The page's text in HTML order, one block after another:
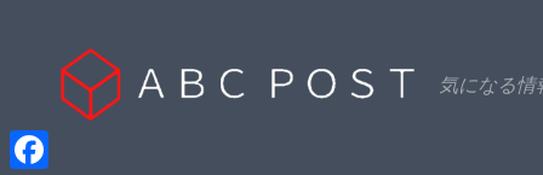
気になる情